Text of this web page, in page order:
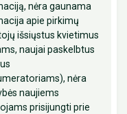
nėra gaunama
apie pirkimų
išsiųstus kvietimus
naujai paskelbtus
nėra
naujiems
prisijungti prie